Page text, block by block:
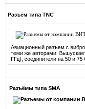
Разъём типа TNC
Авиационный разъем с
теми же авто­рами.
ГГц), соединители на 50 и
Разъёмы типа SMA